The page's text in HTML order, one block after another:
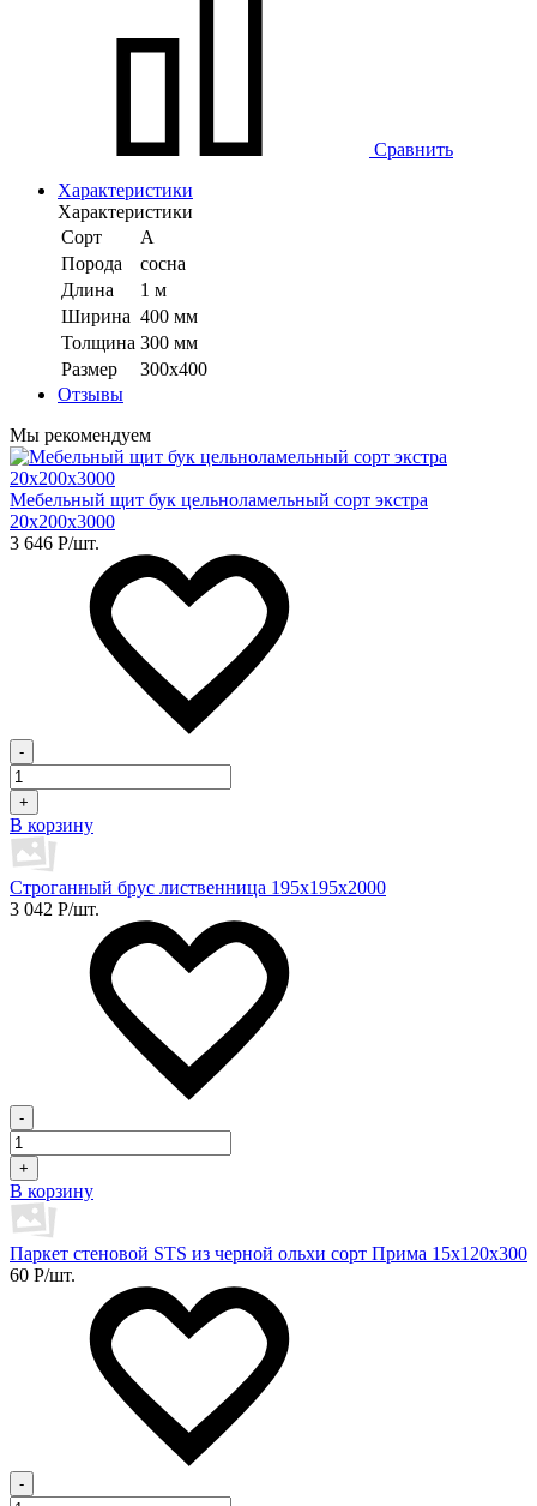
Сравнить
Характеристики
Характеристики
Сорт
А
Порода
сосна
Длина
1 м
Ширина 400 мм
Толщина 300 мм
Размер
300х400
Отзывы
Мы рекомендуем
Мебельный щит бук цельноламельный сорт экстра
20х200х3000
3 646 Р/шт.
-
+
В корзину
Строганный брус лиственница 195х195х2000
3 042 Р/шт.
-
+
В корзину
Паркет стеновой STS из черной ольхи сорт Прима 15х120х300
60 Р/шт.
-